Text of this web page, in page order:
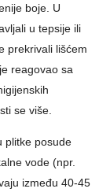
boje. U
u tepsije ili
prekrivali lišćem
reagovao sa
se više.
plitke posude
vode (npr.
između 40-45